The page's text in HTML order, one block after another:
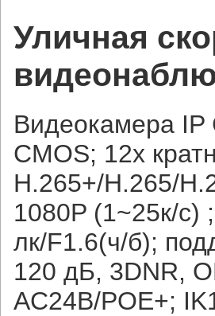
Уличная
Видеокамера IP
CMOS; 12x
H.265+/H.265/
1080P (1~25к/с)
лк/F1.6(ч/б);
120 дБ, 3DNR,
AC24В/PОE+;